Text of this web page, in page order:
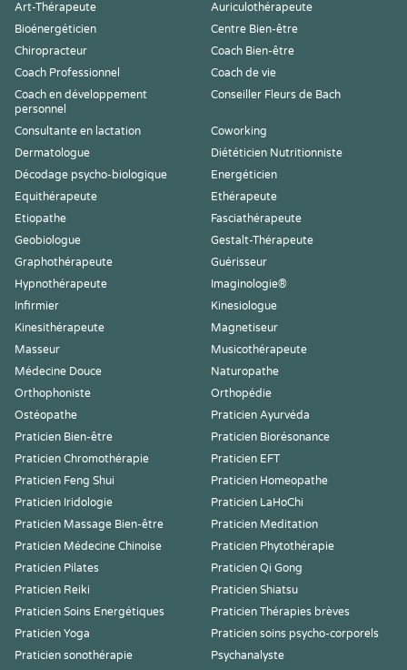
Art-Thérapeute
Auriculothérapeute
Bioénergéticien
Centre Bien-être
Chiropracteur
Coach Bien-être
Coach Professionnel
Coach de vie
Coach en développement
personnel
Conseiller Fleurs de Bach
Consultante en lactation
Coworking
Dermatologue
Diététicien Nutritionniste
Décodage psycho-biologique
Energéticien
Equithérapeute
Ethérapeute
Etiopathe
Fasciathérapeute
Geobiologue
Gestalt-Thérapeute
Graphothérapeute
Guérisseur
Hypnothérapeute
Imaginologie®
Infirmier
Kinesiologue
Kinesithérapeute
Magnetiseur
Masseur
Musicothérapeute
Médecine Douce
Naturopathe
Orthophoniste
Orthopédie
Ostéopathe
Praticien Ayurvéda
Praticien Bien-être
Praticien Biorésonance
Praticien Chromothérapie
Praticien EFT
Praticien Feng Shui
Praticien Homeopathe
Praticien Iridologie
Praticien LaHoChi
Praticien Massage Bien-être
Praticien Meditation
Praticien Médecine Chinoise
Praticien Phytothérapie
Praticien Pilates
Praticien Qi Gong
Praticien Reiki
Praticien Shiatsu
Praticien Soins Energétiques
Praticien Thérapies brèves
Praticien Yoga
Praticien soins psycho-corporels
Praticien sonothérapie
Psychanalyste